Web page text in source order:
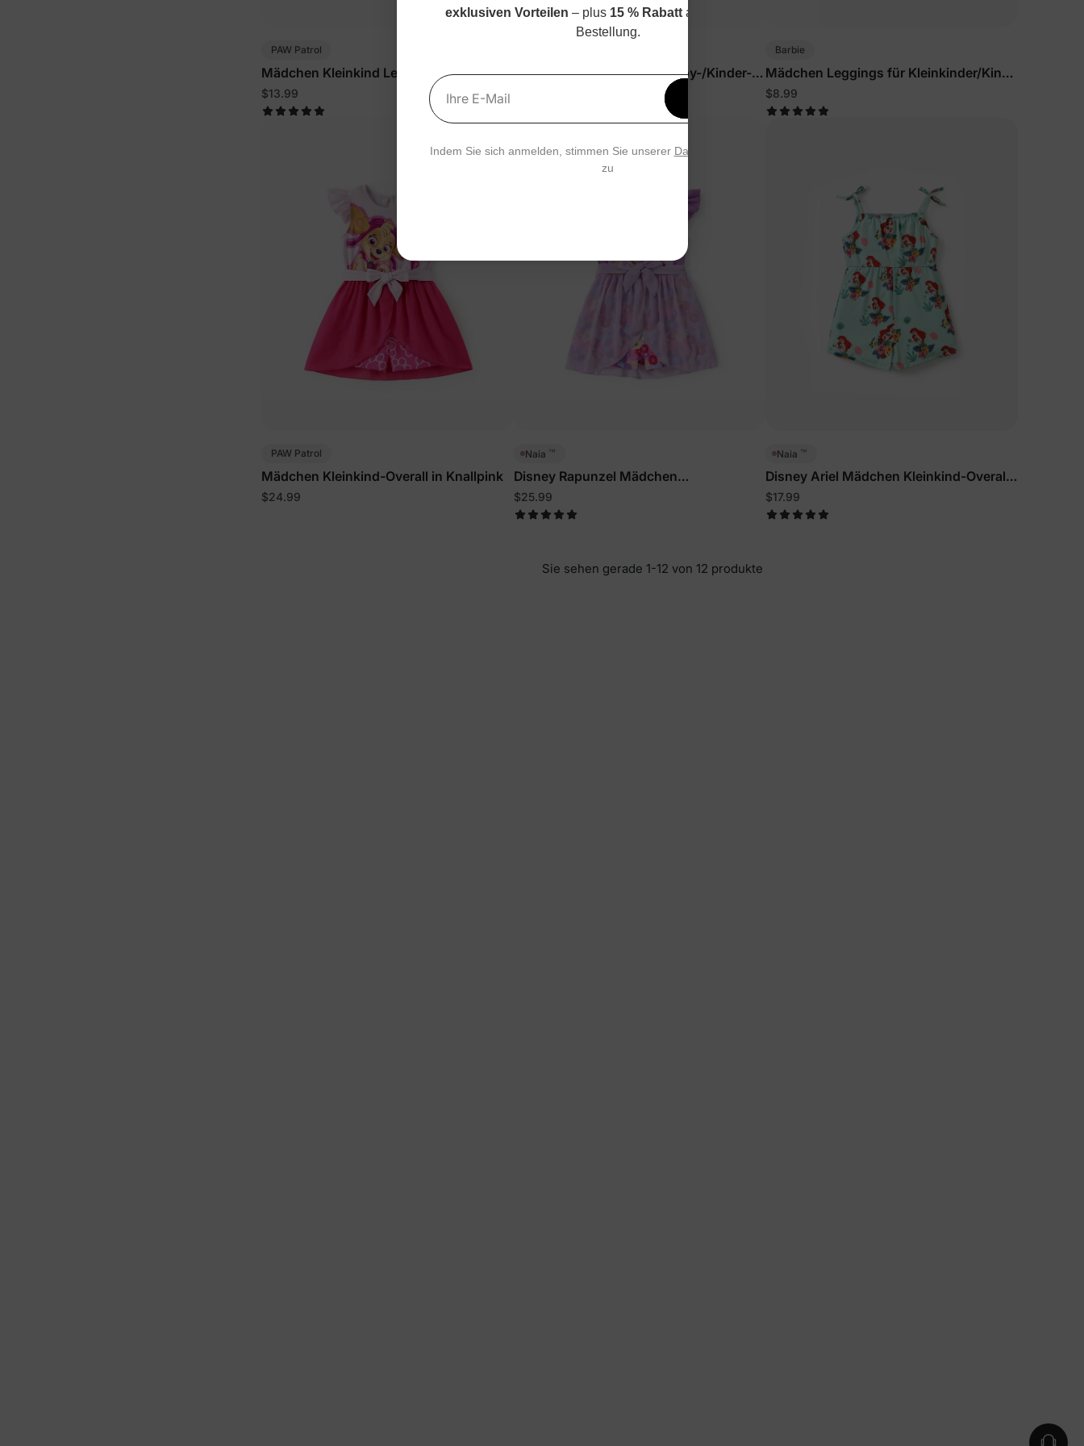
PAW Patrol
Mädchen Kleinkind Leggings Pink
$13.99
Disney Moana Mädchen Baby-/Kinder-
Barbie
Mädchen Leggings für Kleinkinder/Kind
in Pink
$8.99
PAW Patrol
Mädchen Kleinkind-Overall in Knallpink
$24.99
Naia ™
Disney Rapunzel Mädchen
Kleinkind/Kind Overall Lila
$25.99
Naia ™
Disney Ariel Mädchen Kleinkind-Overall
Grün
$17.99
Sie sehen gerade 1-12 von 12 produkte
exklusiven Vorteilen – plus 15 % Rabatt auf deine erste
Bestellung.
Ihre E-Mail
Indem Sie sich anmelden, stimmen Sie unserer Datenschutzerklärung
zu